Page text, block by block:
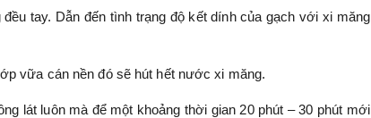
tay. Dẫn đến tình trạng độ kết dính của gạch với xi măng
vữa cán nền đó sẽ hút hết nước xi măng.
lát luôn mà để một khoảng thời gian 20 phút – 30 phút mới